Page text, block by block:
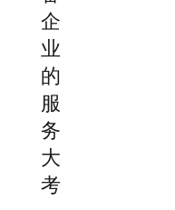
企
业
的
服
务
大
考